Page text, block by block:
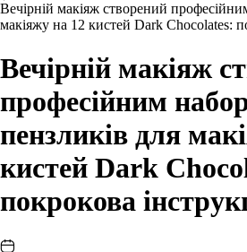
Вечірній макіяж створений
макіяжу на 12 кистей Dark Chocolates:
Вечірній макіяж
професійним
пензликів для
кистей Dark
покрокова